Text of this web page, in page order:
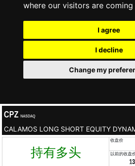
where our visitors are coming
I agree
I decline
Change my
CPZ NASDAQ
CALAMOS LONG SHORT EQUITY
持有多头
收盘价
以前的收盘